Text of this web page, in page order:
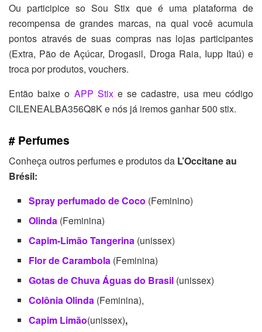
Ou participice so Sou Stix que é uma plataforma de
recompensa de grandes marcas, na qual você acumula
pontos através de suas compras nas lojas participantes
(Extra, Pão de Açúcar, Drogasil, Droga Raia, Iupp Itaú) e
troca por produtos, vouchers.
Então baixe o APP Stixe se cadastre, usa meu código
CILENEALBA356Q8K e nós já iremos ganhar 500 stix.
# Perfumes
Conheça outros perfumes e produtos da L’Occitane au
Brésil:
Spray perfumado de Coco (Feminino)
Olinda (Feminina)
Capim-Limão Tangerina (unissex)
Flor de Carambola (Feminina)
Gotas de Chuva Águas do Brasil (unissex)
Colônia Olinda (Feminina),
Capim Limão(unissex),